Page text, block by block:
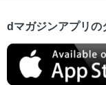
dマガジンアプリの